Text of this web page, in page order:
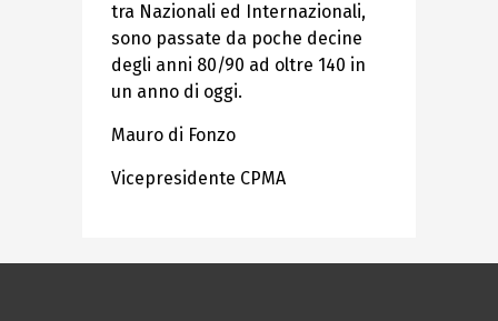
tra Nazionali ed Internazionali,
sono passate da poche decine
degli anni 80/90 ad oltre 140 in
un anno di oggi.
Mauro di Fonzo
Vicepresidente CPMA